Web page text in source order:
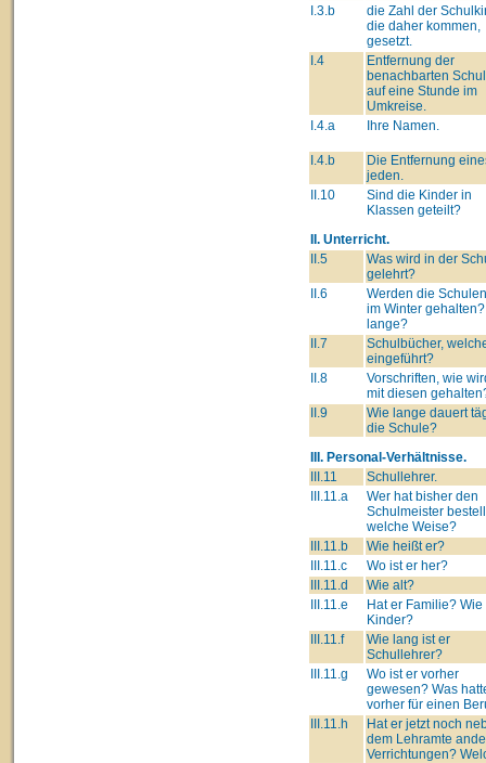
I.3.b
die Zahl der
die daher kommen,
gesetzt.
I.4
Entfernung der
benachbarten
auf eine Stunde im
Umkreise.
I.4.a
Ihre Namen.
I.4.b
Die Entfernung
jeden.
II.10
Sind die Kinder in
Klassen geteilt?
II. Unterricht.
II.5
Was wird in der
gelehrt?
II.6
Werden die
im Winter
lange?
II.7
Schulbücher,
eingeführt?
II.8
Vorschriften, wie
mit diesen
II.9
Wie lange dauert
die Schule?
III. Personal-Verhältnisse.
III.11
Schullehrer.
III.11.a
Wer hat bisher den
Schulmeister
welche Weise?
III.11.b
Wie heißt er?
III.11.c
Wo ist er her?
III.11.d
Wie alt?
III.11.e
Hat er Familie?
Kinder?
III.11.f
Wie lang ist er
Schullehrer?
III.11.g
Wo ist er vorher
gewesen? Was
vorher für einen
III.11.h
Hat er jetzt noch
dem Lehramte
Verrichtungen?